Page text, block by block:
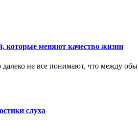
меняют качество жизни
не все понимают, что между
слуха